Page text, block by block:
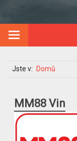
Jste v: Domů
MM88 Vin